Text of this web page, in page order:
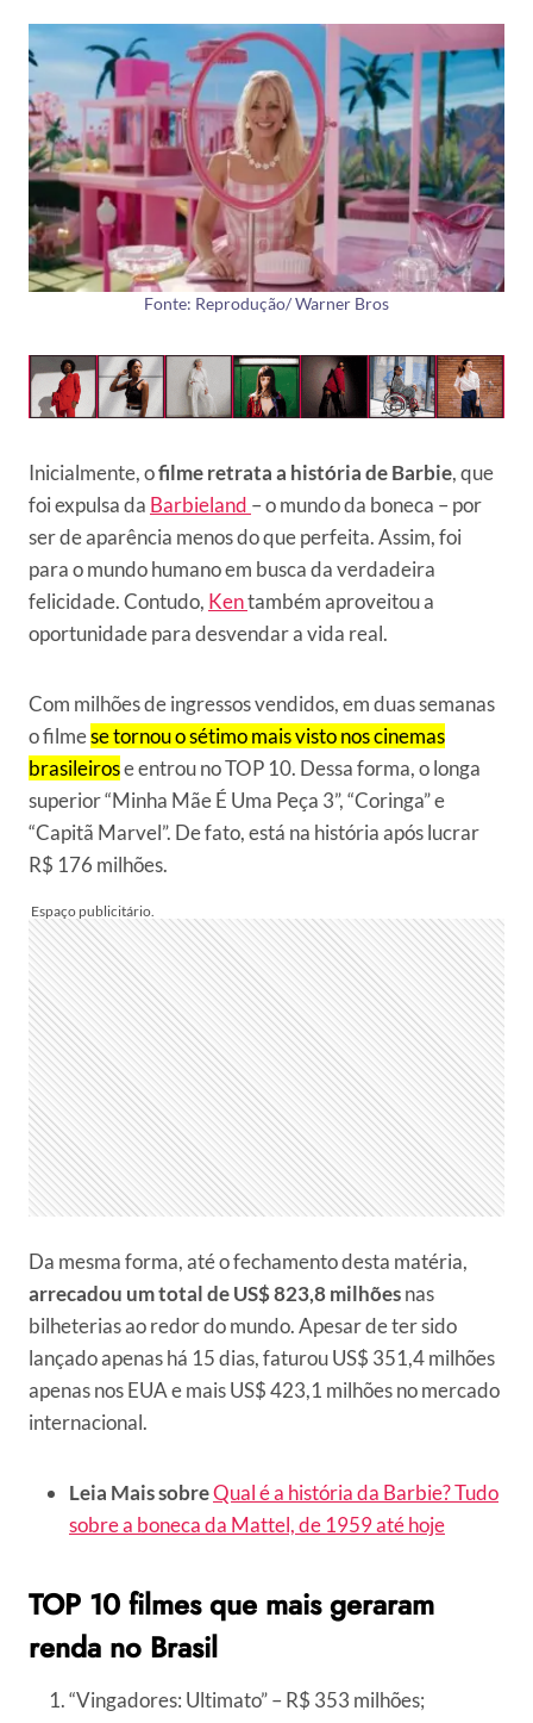
Fonte: Reprodução/ Warner Bros
Inicialmente, ofilme retrata a história de Barbie, que
foi expulsa da Barbieland – o mundo da boneca – por
ser de aparência menos do que perfeita. Assim, foi
para o mundo humano em busca da verdadeira
felicidade. Contudo, Kentambém aproveitou a
oportunidade para desvendar a vida real.
Com milhões de ingressos vendidos, em duas semanas
o filmese tornou o sétimo mais visto nos cinemas
brasileirose entrou no TOP 10. Dessa forma, o longa
superior “Minha Mãe É Uma Peça 3”, “Coringa” e
“Capitã Marvel”. De fato, está na história após lucrar
R$ 176 milhões.
Da mesma forma, até o fechamento desta matéria,
arrecadou um total de US$ 823,8 milhõesnas
bilheterias ao redor do mundo. Apesar de ter sido
lançado apenas há 15 dias, faturou US$ 351,4 milhões
apenas nos EUA e mais US$ 423,1 milhões no mercado
internacional.
Leia Mais sobreQual é a história da Barbie? Tudo
sobre a boneca da Mattel, de 1959 até hoje
TOP 10 filmes que mais geraram
renda no Brasil
“Vingadores: Ultimato” – R$ 353 milhões;